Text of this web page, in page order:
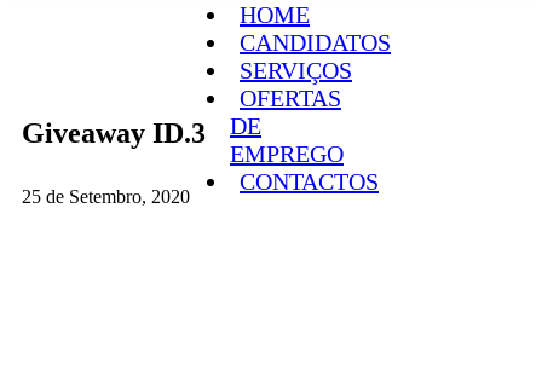
HOME
CANDIDATOS
SERVIÇOS
OFERTAS
DE
EMPREGO
CONTACTOS
Giveaway ID.3
25 de Setembro, 2020